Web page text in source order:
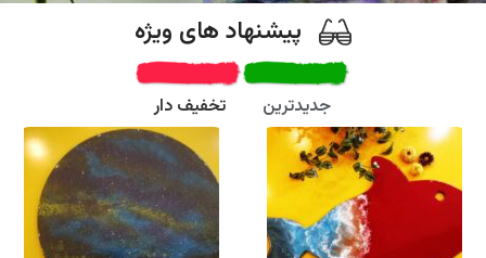
تابلو دکوراتیو
پیشنهاد های ویژه
جدیدترین تخفیف دار